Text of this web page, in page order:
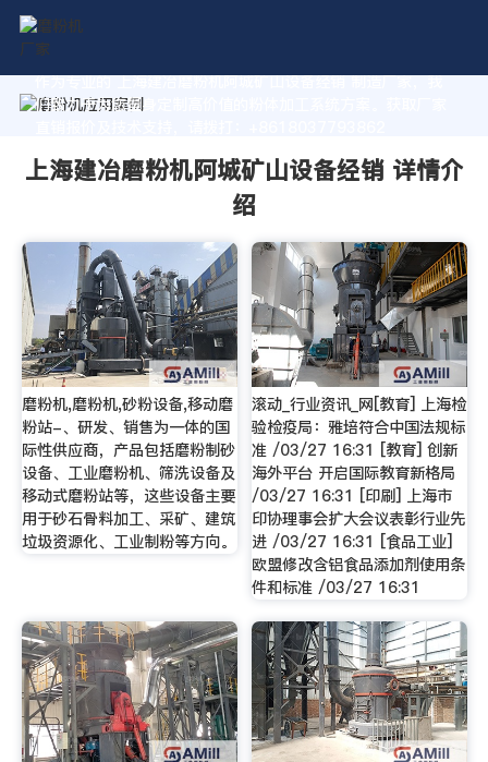
作为专业的 上海建冶磨粉机阿城矿山设备经销 制造厂家，我
们致力于为您量身定制高价值的粉体加工系统方案。获取厂家
上海建冶磨粉机阿城矿山设备经销 详情介
绍
磨粉机,磨粉机,砂粉设备,移动磨
粉站-、研发、销售为一体的国
际性供应商，产品包括磨粉制砂
设备、工业磨粉机、筛洗设备及
移动式磨粉站等，这些设备主要
用于砂石骨料加工、采矿、建筑
垃圾资源化、工业制粉等方向。
滚动_行业资讯_网[教育] 上海检
验检疫局：雅培符合中国法规标
准 /03/27 16:31 [教育] 创新
海外平台 开启国际教育新格局
/03/27 16:31 [印刷] 上海市
印协理事会扩大会议表彰行业先
进 /03/27 16:31 [食品工业]
欧盟修改含铝食品添加剂使用条
件和标准 /03/27 16:31